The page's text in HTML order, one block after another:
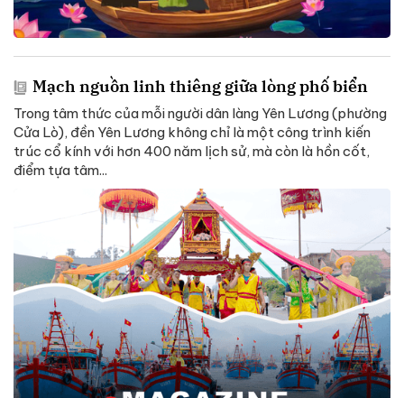
Mạch nguồn linh thiêng giữa lòng phố biển
Trong tâm thức của mỗi người dân làng Yên Lương (phường
Cửa Lò), đền Yên Lương không chỉ là một công trình kiến
trúc cổ kính với hơn 400 năm lịch sử, mà còn là hồn cốt,
điểm tựa tâm...